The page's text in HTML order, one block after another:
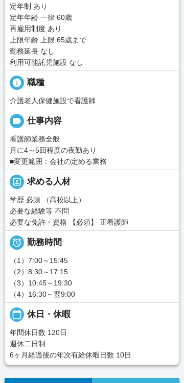
定年制 あり
定年年齢 一律 60歳
再雇用制度 あり
上限年齢 上限 65歳まで
勤務延長 なし
利用可能託児施設 なし
info 職種
介護老人保健施設で看護師
label 仕事内容
看護師業務全般
月に4～5回程度の夜勤あり
■変更範囲：会社の定める業務
portrait 求める人材
学歴 必須 （高校以上）
必要な経験等 不問
必要な免許・資格 【必須】 正看護師
 勤務時間
（1）7:00～15:45
（2）8:30～17:15
（3）10:45～19:30
（4）16:30～翌9:00
calendar_today 休日・休暇
年間休日数 120日
週休二日制
6ヶ月経過後の年次有給休暇日数 10日